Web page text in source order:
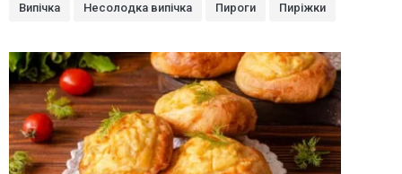
Випічка Несолодка випічка Пироги Пиріжки